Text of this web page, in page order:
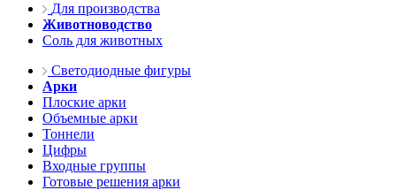
Для производства
Животноводство
Соль для животных
Светодиодные фигуры
Арки
Плоские арки
Объемные арки
Тоннели
Цифры
Входные группы
Готовые решения арки